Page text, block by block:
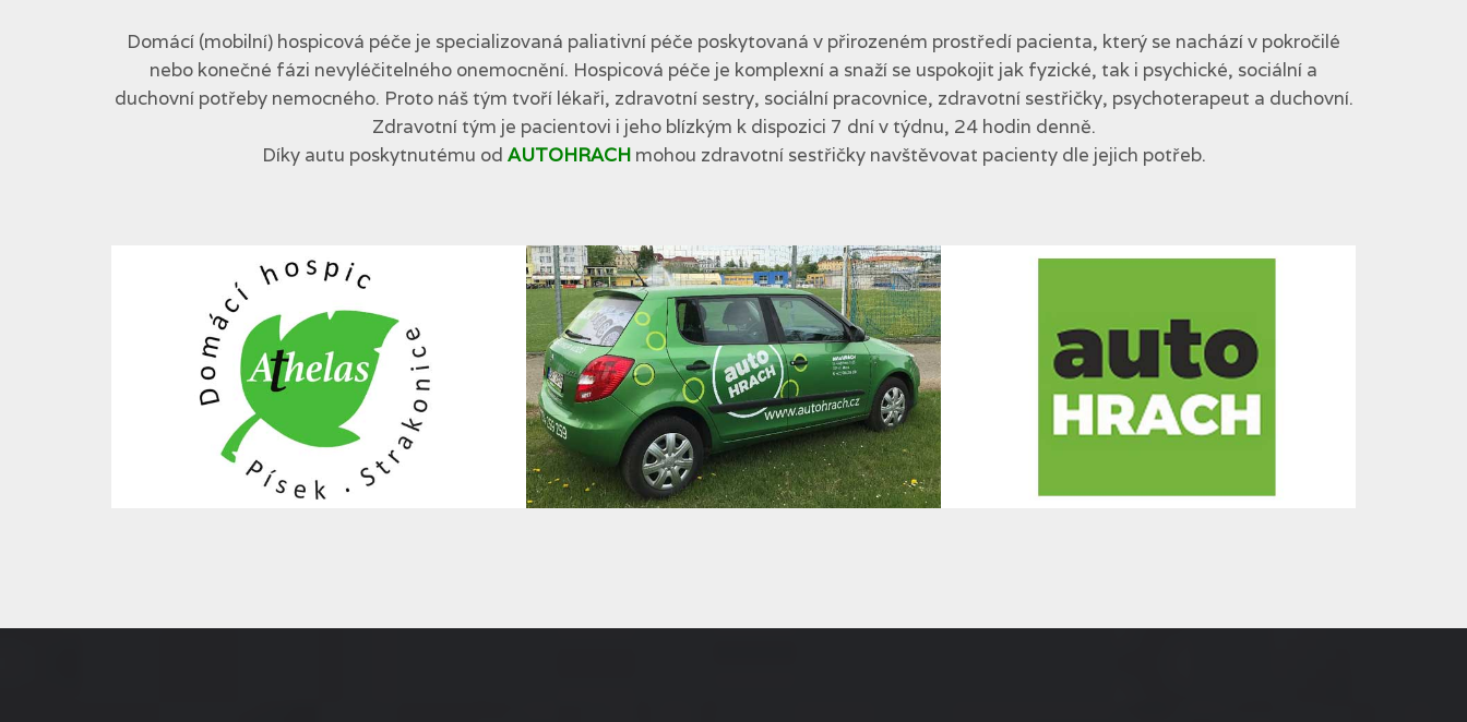
Domácí (mobilní) hospicová péče je specializovaná paliativní péče poskytovaná v přirozeném prostředí pacienta, který se nachází v pokročilé
nebo konečné fázi nevyléčitelného onemocnění. Hospicová péče je komplexní a snaží se uspokojit jak fyzické, tak i psychické, sociální a
duchovní potřeby nemocného. Proto náš tým tvoří lékaři, zdravotní sestry, sociální pracovnice, zdravotní sestřičky, psychoterapeut a duchovní.
Zdravotní tým je pacientovi i jeho blízkým k dispozici 7 dní v týdnu, 24 hodin denně.
Díky autu poskytnutému od AUTOHRACHmohou zdravotní sestřičky navštěvovat pacienty dle jejich potřeb.